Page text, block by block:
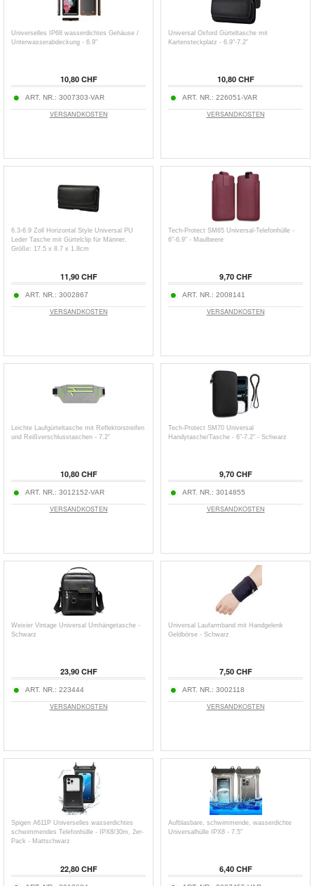
Universelles IP68 wasserdichtes Gehäuse /
Unterwasserabdeckung - 6.9"
10,80 CHF
ART. NR.: 3007303-VAR
VERSANDKOSTEN
Universal Oxford Gürteltasche mit
Kartensteckplatz - 6.9"-7.2"
10,80 CHF
ART. NR.: 226051-VAR
VERSANDKOSTEN
6.3-6.9 Zoll Horizontal Style Universal PU
Leder Tasche mit Gürtelclip für Männer,
Größe: 17.5 x 8.7 x 1.8cm
11,90 CHF
ART. NR.: 3002867
VERSANDKOSTEN
Tech-Protect SM65 Universal-Telefonhülle -
6"-6.9" - Maulbeere
9,70 CHF
ART. NR.: 2008141
VERSANDKOSTEN
Leichte Laufgürteltasche mit Reflektorstreifen
und Reißverschlusstaschen - 7.2"
10,80 CHF
ART. NR.: 3012152-VAR
VERSANDKOSTEN
Tech-Protect SM70 Universal
Handytasche/Tasche - 6"-7.2" - Schwarz
9,70 CHF
ART. NR.: 3014855
VERSANDKOSTEN
Weixier Vintage Universal Umhängetasche -
Schwarz
23,90 CHF
ART. NR.: 223444
VERSANDKOSTEN
Universal Laufarmband mit Handgelenk
Geldbörse - Schwarz
7,50 CHF
ART. NR.: 3002118
VERSANDKOSTEN
Spigen A611P Universelles wasserdichtes
schwimmendes Telefonhülle - IPX8/30m, 2er-
Pack - Mattschwarz
22,80 CHF
Aufblasbare, schwimmende, wasserdichte
Universalhülle IPX8 - 7.5"
6,40 CHF